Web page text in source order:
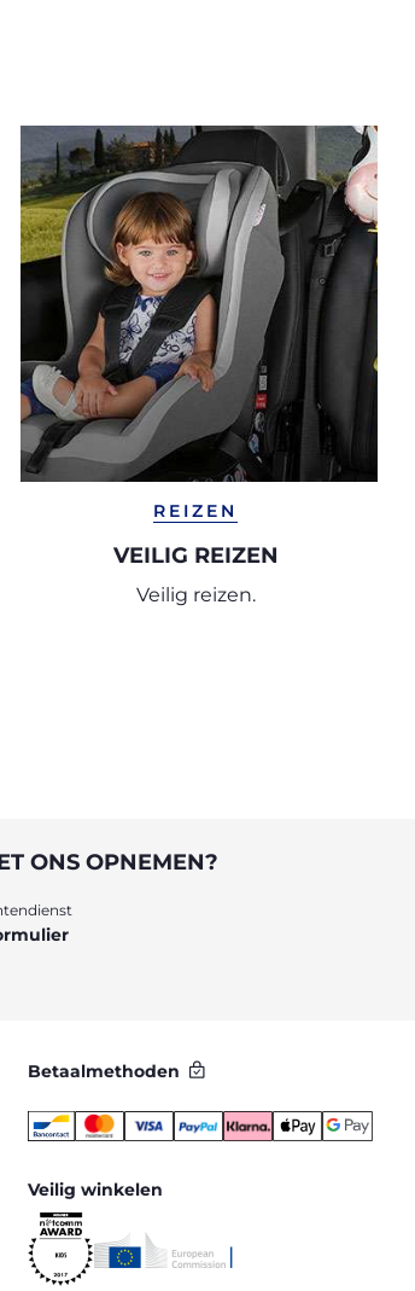
REIZEN
VEILIG REIZEN
Veilig reizen.
ONS OPNEMEN?
Betaalmethoden
Veilig winkelen